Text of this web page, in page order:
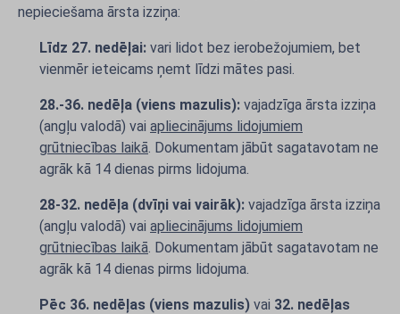
nepieciešama ārsta izziņa:
Līdz 27. nedēļai: vari lidot bez ierobežojumiem, bet
vienmēr ieteicams ņemt līdzi mātes pasi.
28.-36. nedēļa (viens mazulis): vajadzīga ārsta izziņa
(angļu valodā) vai apliecinājums lidojumiem
grūtniecības laikā. Dokumentam jābūt sagatavotam ne
agrāk kā 14 dienas pirms lidojuma.
28-32. nedēļa (dvīņi vai vairāk): vajadzīga ārsta izziņa
(angļu valodā) vai apliecinājums lidojumiem
grūtniecības laikā. Dokumentam jābūt sagatavotam ne
agrāk kā 14 dienas pirms lidojuma.
Pēc 36. nedēļas (viens mazulis) vai 32. nedēļas